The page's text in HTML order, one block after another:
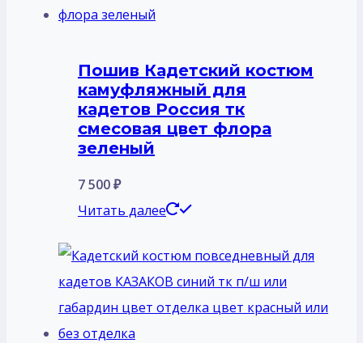
Пошив Кадетский костюм
камуфляжный для
кадетов Россия тк
смесовая цвет флора
зеленый
7 500₽
Читать далее